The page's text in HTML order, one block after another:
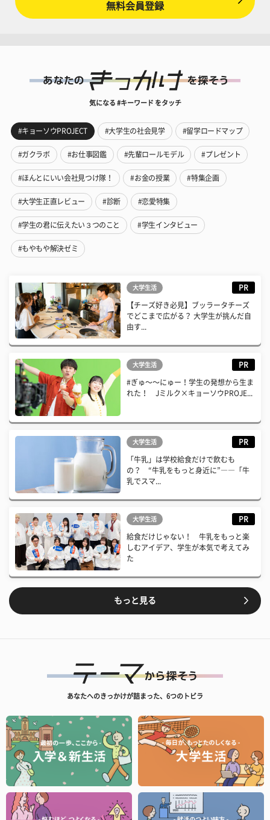
無料会員登録
気になる #キーワード をタッチ
#キョーソウPROJECT #大学生の社会見学 #留学ロードマップ
#ガクラボ #お仕事図鑑 #先輩ロールモデル #プレゼント
#ほんとにいい会社見つけ隊！ #お金の授業 #特集企画
#大学生正直レビュー #診断 #恋愛特集
#学生の君に伝えたい３つのこと #学生インタビュー
#もやもや解決ゼミ
大学生活 PR
【チーズ好き必見】ブッラータチーズ
でどこまで広がる？ 大学生が挑んだ自
由す...
大学生活 PR
#ぎゅ〜〜にゅー！学生の発想から生ま
れた！ Jミルク×キョーソウPROJE...
大学生活 PR
「牛乳」は学校給食だけで飲むも
の？ “牛乳をもっと身近に”――「牛
乳でスマ...
大学生活 PR
給食だけじゃない！ 牛乳をもっと楽
しむアイデア、学生が本気で考えてみ
た
もっと見る
あなたへのきっかけが詰まった、6つのトビラ